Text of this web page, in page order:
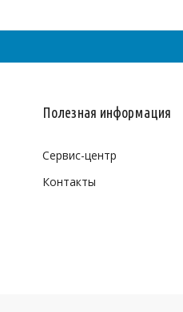
Полезная информация
Сервис-центр
Контакты